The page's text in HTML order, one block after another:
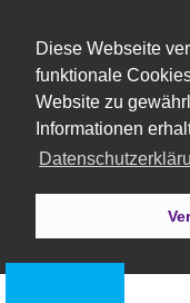
Diese Webseite
funktionale
Website zu
Informationen